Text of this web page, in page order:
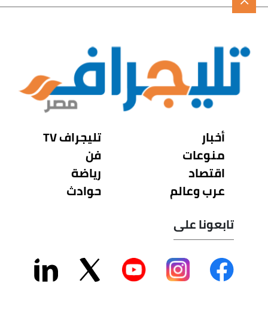
أخبار
منوعات
اقتصاد
عرب وعالم
تليجراف TV
فن
رياضة
حوادث
تابعونا على